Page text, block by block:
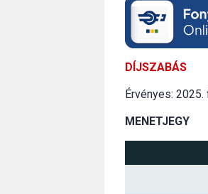
DÍJSZABÁS
Érvényes:
MENETJEGY